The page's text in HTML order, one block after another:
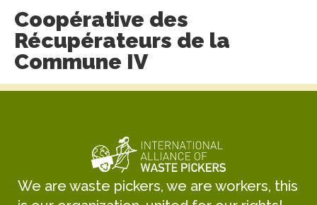
Coopérative des
Récupérateurs de la
Commune IV
We are waste pickers, we are workers, this